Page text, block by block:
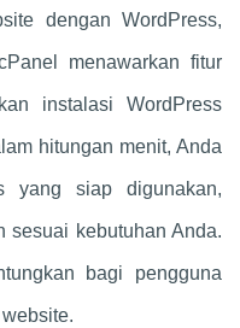
dengan WordPress,
menawarkan fitur
instalasi WordPress
hitungan menit, Anda
yang siap digunakan,
sesuai kebutuhan Anda.
bagi pengguna